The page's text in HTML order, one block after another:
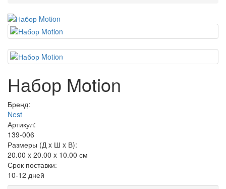
Набор Motion
Бренд:
Nest
Артикул:
139-006
Размеры (Д x Ш x В):
20.00 x 20.00 x 10.00 см
Срок поставки:
10-12 дней